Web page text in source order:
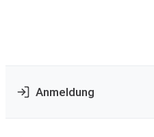
Anmeldung